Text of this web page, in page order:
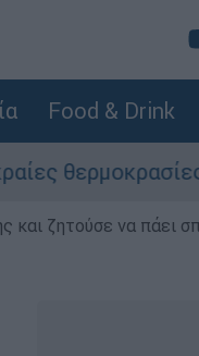
Food & Drink
Σε
ζητούσε να πάει